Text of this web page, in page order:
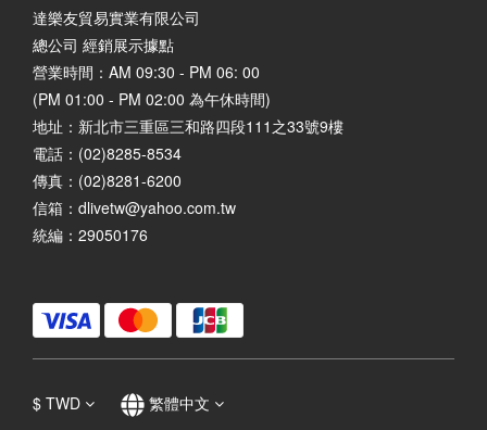
達樂友貿易實業有限公司
總公司 經銷展示據點
營業時間：AM 09:30 - PM 06: 00
(PM 01:00 - PM 02:00 為午休時間)
地址： 新北市三重區三和路四段111之33號9樓
電話：(02)8285-8534
傳真：(02)8281-6200
信箱：dlivetw@yahoo.com.tw
統編：29050176
$ TWD 繁體中文